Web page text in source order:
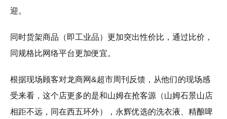
迎。
同时货架商品（即工业品）更加突出性价比，通过比价，
同规格比网络平台更加便宜。
根据现场顾客对龙商网&超市周刊反馈，从他们的现场感
受来看，这个店更多的是和山姆在抢客源（山姆石景山店
相距不远，同在西五环外），永辉优选的洗衣液、精酿啤